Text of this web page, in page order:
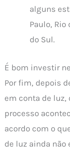
alguns
Paulo, Rio
do Sul.
É bom investir
Por fim, depois
em conta de luz,
processo
acordo com o
de luz ainda